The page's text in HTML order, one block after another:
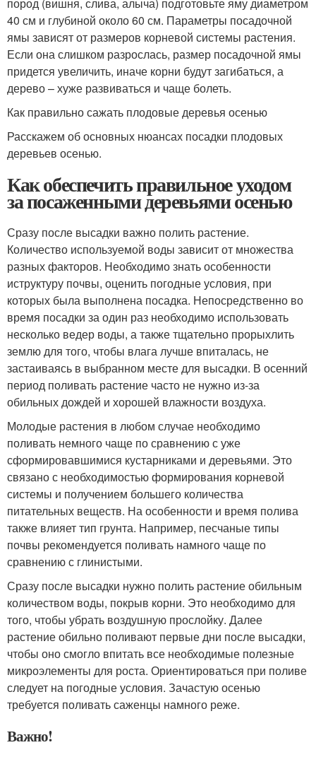
40 см и глубиной около 60 см. Параметры посадочной
ямы зависят от размеров корневой системы растения.
Если она слишком разрослась, размер посадочной ямы
придется увеличить, иначе корни будут загибаться, а
дерево – хуже развиваться и чаще болеть.
Как правильно сажать плодовые деревья осенью
Расскажем об основных нюансах посадки плодовых
деревьев осенью.
Как обеспечить правильное уходом
за посаженными деревьями осенью
Сразу после высадки важно полить растение.
Количество используемой воды зависит от множества
разных факторов. Необходимо знать особенности
иструктуру почвы, оценить погодные условия, при
которых была выполнена посадка. Непосредственно во
время посадки за один раз необходимо использовать
несколько ведер воды, а также тщательно прорыхлить
землю для того, чтобы влага лучше впиталась, не
застаиваясь в выбранном месте для высадки. В осенний
период поливать растение часто не нужно из-за
обильных дождей и хорошей влажности воздуха.
Молодые растения в любом случае необходимо
поливать немного чаще по сравнению с уже
сформировавшимися кустарниками и деревьями. Это
связано с необходимостью формирования корневой
системы и получением большего количества
питательных веществ. На особенности и время полива
также влияет тип грунта. Например, песчаные типы
почвы рекомендуется поливать намного чаще по
сравнению с глинистыми.
Сразу после высадки нужно полить растение обильным
количеством воды, покрыв корни. Это необходимо для
того, чтобы убрать воздушную прослойку. Далее
растение обильно поливают первые дни после высадки,
чтобы оно смогло впитать все необходимые полезные
микроэлементы для роста. Ориентироваться при поливе
следует на погодные условия. Зачастую осенью
требуется поливать саженцы намного реже.
Важно!